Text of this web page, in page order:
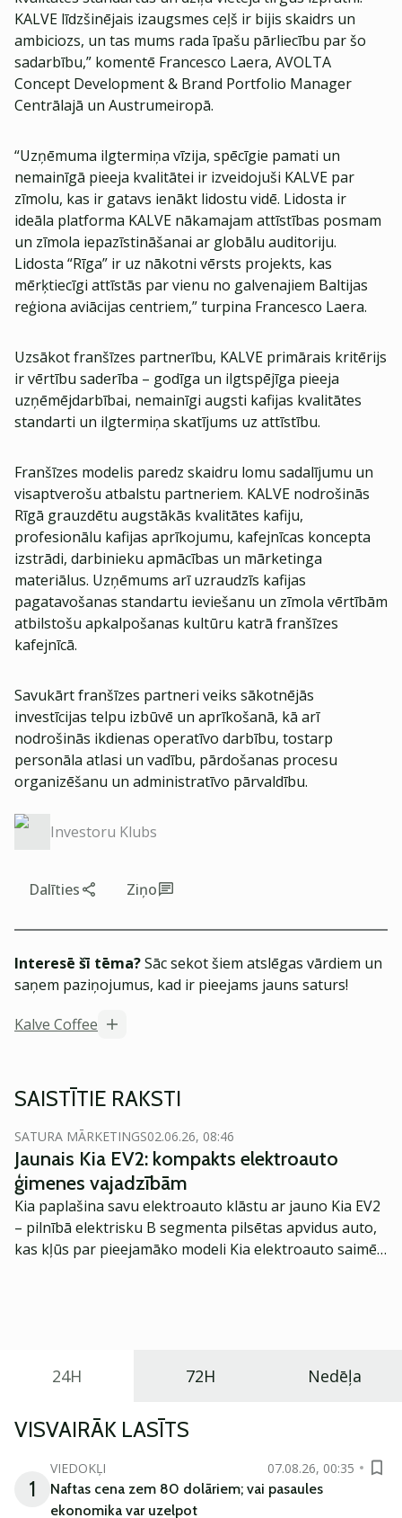
KALVE līdzšinējais izaugsmes ceļš ir bijis skaidrs un
ambiciozs, un tas mums rada īpašu pārliecību par šo
sadarbību,” komentē Francesco Laera, AVOLTA
Concept Development & Brand Portfolio Manager
Centrālajā un Austrumeiropā.
“Uzņēmuma ilgtermiņa vīzija, spēcīgie pamati un
nemainīgā pieeja kvalitātei ir izveidojuši KALVE par
zīmolu, kas ir gatavs ienākt lidostu vidē. Lidosta ir
ideāla platforma KALVE nākamajam attīstības posmam
un zīmola iepazīstināšanai ar globālu auditoriju.
Lidosta “Rīga” ir uz nākotni vērsts projekts, kas
mērķtiecīgi attīstās par vienu no galvenajiem Baltijas
reģiona aviācijas centriem,” turpina Francesco Laera.
Uzsākot franšīzes partnerību, KALVE primārais kritērijs
ir vērtību saderība – godīga un ilgtspējīga pieeja
uzņēmējdarbībai, nemainīgi augsti kafijas kvalitātes
standarti un ilgtermiņa skatījums uz attīstību.
Franšīzes modelis paredz skaidru lomu sadalījumu un
visaptverošu atbalstu partneriem. KALVE nodrošinās
Rīgā grauzdētu augstākās kvalitātes kafiju,
profesionālu kafijas aprīkojumu, kafejnīcas koncepta
izstrādi, darbinieku apmācības un mārketinga
materiālus. Uzņēmums arī uzraudzīs kafijas
pagatavošanas standartu ieviešanu un zīmola vērtībām
atbilstošu apkalpošanas kultūru katrā franšīzes
kafejnīcā.
Savukārt franšīzes partneri veiks sākotnējās
investīcijas telpu izbūvē un aprīkošanā, kā arī
nodrošinās ikdienas operatīvo darbību, tostarp
personāla atlasi un vadību, pārdošanas procesu
organizēšanu un administratīvo pārvaldību.
Investoru Klubs
Dalīties Ziņo
Interesē šī tēma?Sāc sekot šiem atslēgas vārdiem un
saņem paziņojumus, kad ir pieejams jauns saturs!
Kalve Coffee
SAISTĪTIE RAKSTI
SATURA MĀRKETINGS02.06.26, 08:46
Jaunais Kia EV2: kompakts elektroauto
ģimenes vajadzībām
Kia paplašina savu elektroauto klāstu ar jauno Kia EV2
– pilnībā elektrisku B segmenta pilsētas apvidus auto,
kas kļūs par pieejamāko modeli Kia elektroauto saimē
24H 72H Nedēļa
VISVAIRĀK LASĪTS
1
VIEDOKĻI
07.08.26, 00:35
Naftas cena zem 80 dolāriem; vai pasaules
ekonomika var uzelpot